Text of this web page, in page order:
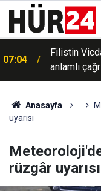
07:04
Filistin
anlamlı
Anasayfa
uyarısı
rüzgâr uyarısı